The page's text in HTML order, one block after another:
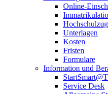
Online-
Unterlagen
Kosten
Fristen
Formulare
Information und
Service Desk